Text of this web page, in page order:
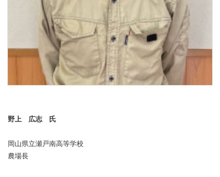
野上 広志 氏
岡山県立瀬戸南高等学校
農場長